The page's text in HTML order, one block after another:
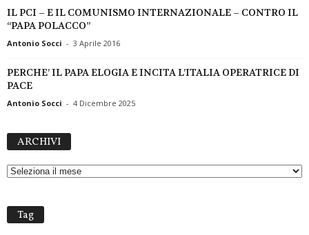
IL PCI – E IL COMUNISMO INTERNAZIONALE – CONTRO IL
“PAPA POLACCO”
Antonio Socci - 3 Aprile 2016
PERCHE’ IL PAPA ELOGIA E INCITA L’ITALIA OPERATRICE DI
PACE
Antonio Socci - 4 Dicembre 2025
ARCHIVI
H
Tag